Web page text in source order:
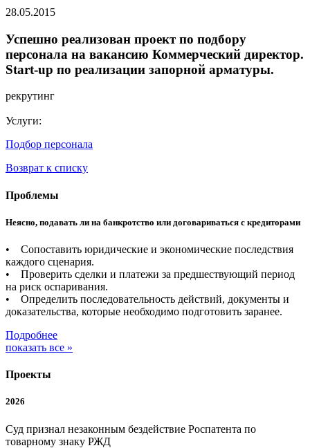
28.05.2015
Успешно реализован проект по подбору
персонала на вакансию Коммерческий директор.
Start-up по реализации запорной арматуры.
рекрутинг
Услуги:
Подбор персонала
Возврат к списку
Проблемы
Неясно, подавать ли на банкротство или договариваться с кредиторами
• Сопоставить юридические и экономические последствия
каждого сценария.
• Проверить сделки и платежи за предшествующий период
на риск оспаривания.
• Определить последовательность действий, документы и
доказательства, которые необходимо подготовить заранее.
Подробнее
показать все »
Проекты
2026
Суд признал незаконным бездействие Роспатента по
товарному знаку РЖД